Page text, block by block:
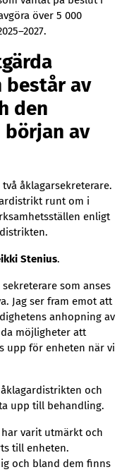
över 5 000
består av
den
av
åklagarsekreterare.
runt om i
enligt
Stenius.
som anses
Jag ser fram emot att
anhopning av
möjligheter att
upp för enheten när vi
och
upp till behandling.
varit utmärkt och
till enheten.
och bland dem finns